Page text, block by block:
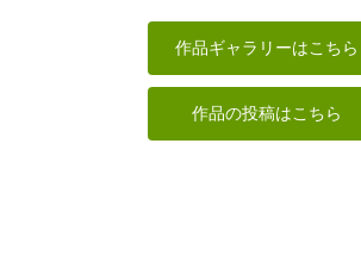
ルネックレス
wavers design
カニ
作品ギャラリーはこちら
作品の投稿はこちら